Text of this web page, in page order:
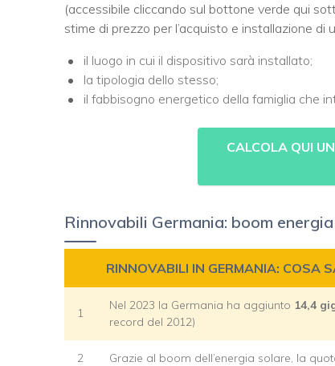
(accessibile cliccando sul bottone verde qui
stime di prezzo per l’acquisto e installazione
il luogo in cui il dispositivo sarà installato;
la tipologia dello stesso;
il fabbisogno energetico della famiglia che
CALCOLA QUI
Rinnovabili Germania: boom
RINNOVABILI IN GERMANIA: COSA
1
Nel 2023 la Germania ha aggiunto 14,4
record del 2012)
2 Grazie al boom dell’energia solare, la